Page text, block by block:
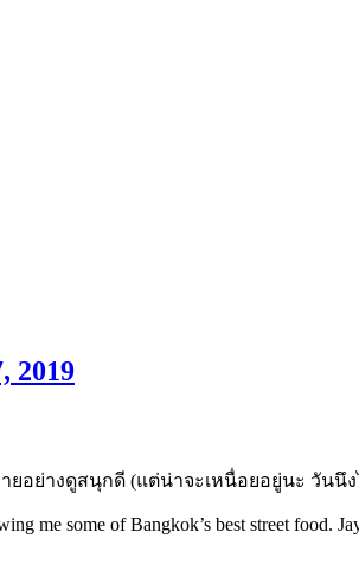
2019
ยอย่างดูสนุกดี (แต่น่าจะเหนื่อยอยู่นะ วัน
me some of Bangkok’s best street food.